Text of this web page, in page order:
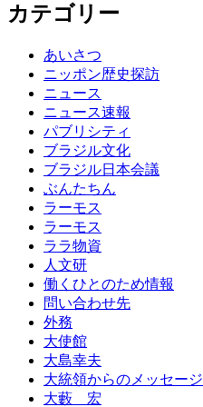
カテゴリー
あいさつ
ニッポン歴史探訪
ニュース
ニュース速報
パブリシティ
ブラジル文化
ブラジル日本会議
ぶんたちん
ラーモス
ラーモス
ララ物資
人文研
働くひとのため情報
問い合わせ先
外務
大使館
大島幸夫
大統領からのメッセージ
大藪 宏